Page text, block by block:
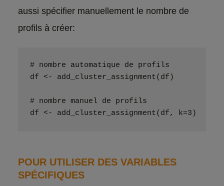
aussi spécifier manuellement le nombre de
profils à créer:
# nombre automatique de profils
df <- add_cluster_assignment(df)
# nombre manuel de profils
df <- add_cluster_assignment(df, k=3)
POUR UTILISER DES VARIABLES
SPÉCIFIQUES